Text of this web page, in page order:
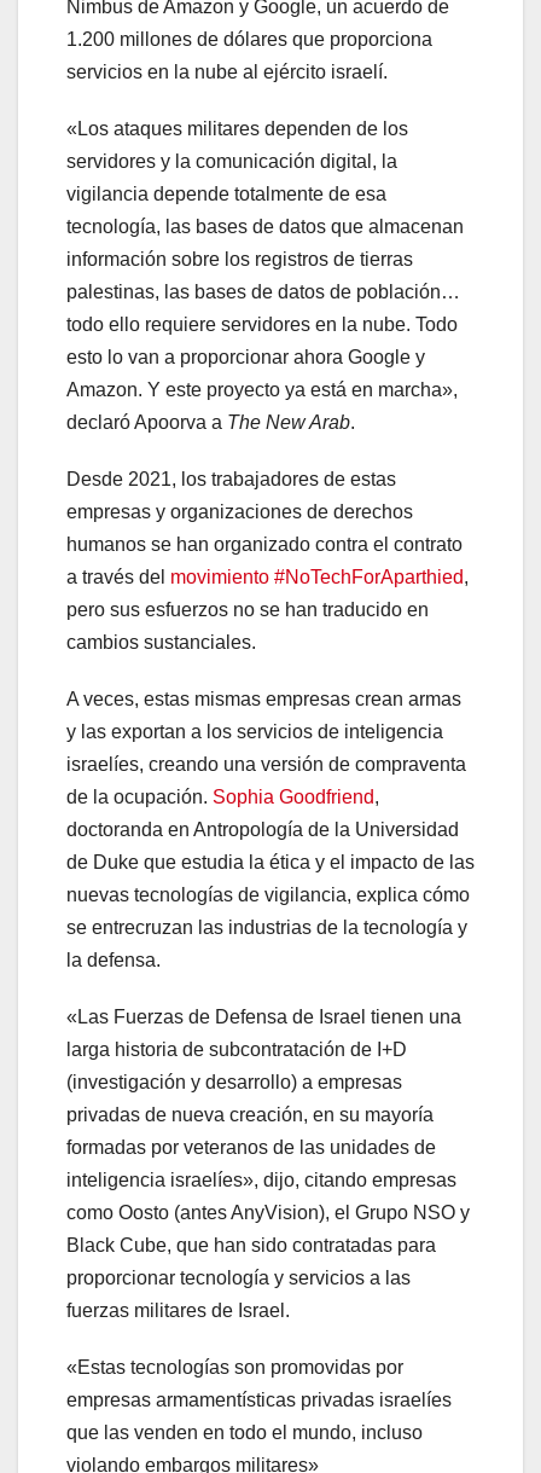
Nimbus de Amazon y Google, un acuerdo de
1.200 millones de dólares que proporciona
servicios en la nube al ejército israelí.
«Los ataques militares dependen de los
servidores y la comunicación digital, la
vigilancia depende totalmente de esa
tecnología, las bases de datos que almacenan
información sobre los registros de tierras
palestinas, las bases de datos de población…
todo ello requiere servidores en la nube. Todo
esto lo van a proporcionar ahora Google y
Amazon. Y este proyecto ya está en marcha»,
declaró Apoorva a The New Arab.
Desde 2021, los trabajadores de estas
empresas y organizaciones de derechos
humanos se han organizado contra el contrato
a través del movimiento #NoTechForAparthied,
pero sus esfuerzos no se han traducido en
cambios sustanciales.
A veces, estas mismas empresas crean armas
y las exportan a los servicios de inteligencia
israelíes, creando una versión de compraventa
de la ocupación. Sophia Goodfriend,
doctoranda en Antropología de la Universidad
de Duke que estudia la ética y el impacto de las
nuevas tecnologías de vigilancia, explica cómo
se entrecruzan las industrias de la tecnología y
la defensa.
«Las Fuerzas de Defensa de Israel tienen una
larga historia de subcontratación de I+D
(investigación y desarrollo) a empresas
privadas de nueva creación, en su mayoría
formadas por veteranos de las unidades de
inteligencia israelíes», dijo, citando empresas
como Oosto (antes AnyVision), el Grupo NSO y
Black Cube, que han sido contratadas para
proporcionar tecnología y servicios a las
fuerzas militares de Israel.
«Estas tecnologías son promovidas por
empresas armamentísticas privadas israelíes
que las venden en todo el mundo, incluso
violando embargos militares»